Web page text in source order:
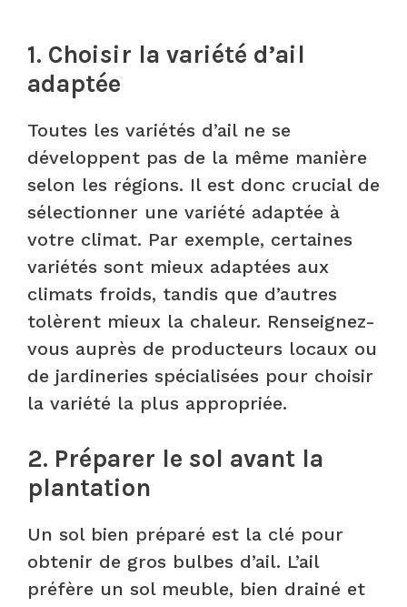
1. Choisir la variété d’ail
adaptée
Toutes les variétés d’ail ne se
développent pas de la même manière
selon les régions. Il est donc crucial de
sélectionner une variété adaptée à
votre climat. Par exemple, certaines
variétés sont mieux adaptées aux
climats froids, tandis que d’autres
tolèrent mieux la chaleur. Renseignez-
vous auprès de producteurs locaux ou
de jardineries spécialisées pour choisir
la variété la plus appropriée.
2. Préparer le sol avant la
plantation
Un sol bien préparé est la clé pour
obtenir de gros bulbes d’ail. L’ail
préfère un sol meuble, bien drainé et